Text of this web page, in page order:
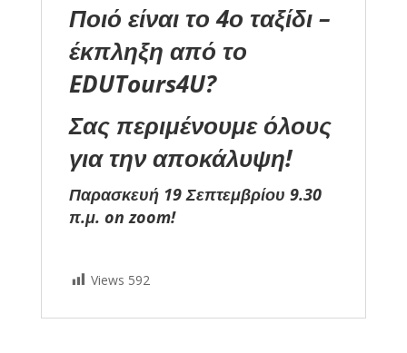
Ποιό είναι το 4ο ταξίδι –
έκπληξη από το
EDUTours4U?
Σας περιμένουμε όλους
για την αποκάλυψη!
Παρασκευή 19 Σεπτεμβρίου 9.30
π.μ. on zoom!
Views 592